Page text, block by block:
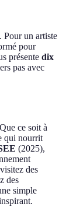
Pour un artiste
pour
présente dix
pas avec
ce soit à
qui nourrit
(2025),
des
des
simple